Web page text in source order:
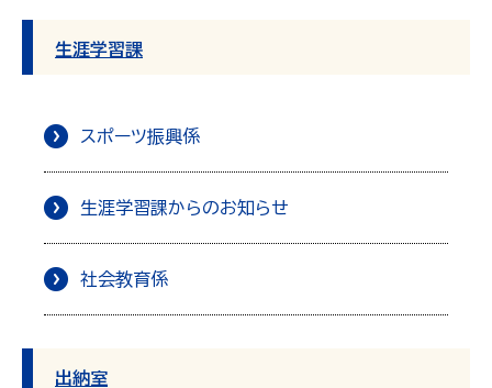
生涯学習課
スポーツ振興係
生涯学習課からのお知らせ
社会教育係
出納室